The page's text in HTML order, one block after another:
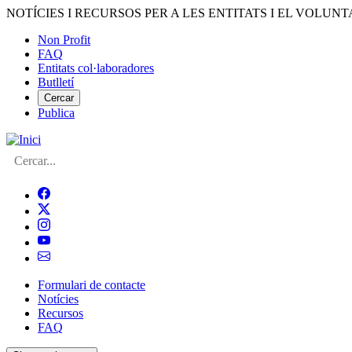
Vés
contingut
NOTÍCIES I RECURSOS PER A LES ENTITATS I EL
Menú
del
compte
d'usuari
Non Profit
FAQ
Entitats col·laboradores
Butlletí
Cercar
Publica
Cerca
Navegació
principal
de
Formulari de contacte
Notícies
Recursos
FAQ